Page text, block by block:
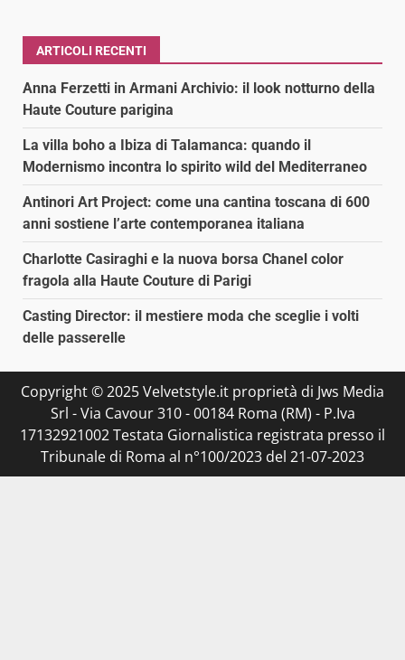
ARTICOLI RECENTI
Anna Ferzetti in Armani Archivio: il look notturno della
Haute Couture parigina
La villa boho a Ibiza di Talamanca: quando il
Modernismo incontra lo spirito wild del Mediterraneo
Antinori Art Project: come una cantina toscana di 600
anni sostiene l’arte contemporanea italiana
Charlotte Casiraghi e la nuova borsa Chanel color
fragola alla Haute Couture di Parigi
Casting Director: il mestiere moda che sceglie i volti
delle passerelle
Copyright © 2025 Velvetstyle.it proprietà di Jws Media
Srl - Via Cavour 310 - 00184 Roma (RM) - P.Iva
17132921002 Testata Giornalistica registrata presso il
Tribunale di Roma al n°100/2023 del 21-07-2023